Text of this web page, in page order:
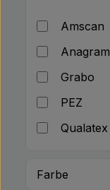
Amscan
Anagram
Grabo
PEZ
Qualatex
Farbe